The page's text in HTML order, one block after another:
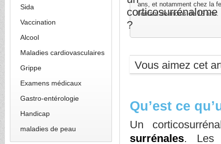
Sida
Vaccination
Alcool
Maladies cardiovasculaires
Grippe
Examens médicaux
Gastro-entérologie
Handicap
maladies de peau
ans, et notamment chez la
l’enfant de moins de 15
Vous aimez cet
Qu’est ce
Un
surrénales. Les